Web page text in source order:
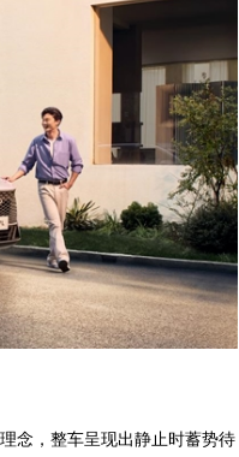
念，整车呈现出静止时蓄势待